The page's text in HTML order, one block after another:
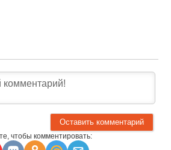
чтобы комментировать: